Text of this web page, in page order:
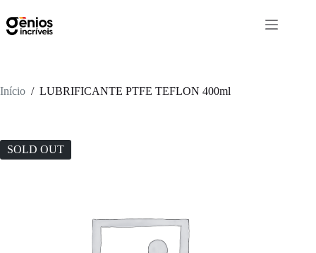
Início / LUBRIFICANTE PTFE TEFLON 400ml
SOLD OUT